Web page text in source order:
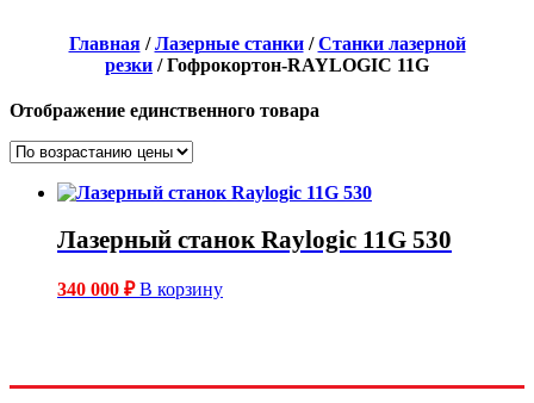
Главная/Лазерные станки/Станки лазерной
резки / Гофрокортон-RAYLOGIC 11G
Отображение единственного товара
Лазерный станок Raylogic 11G 530
340 000 ₽ В корзину